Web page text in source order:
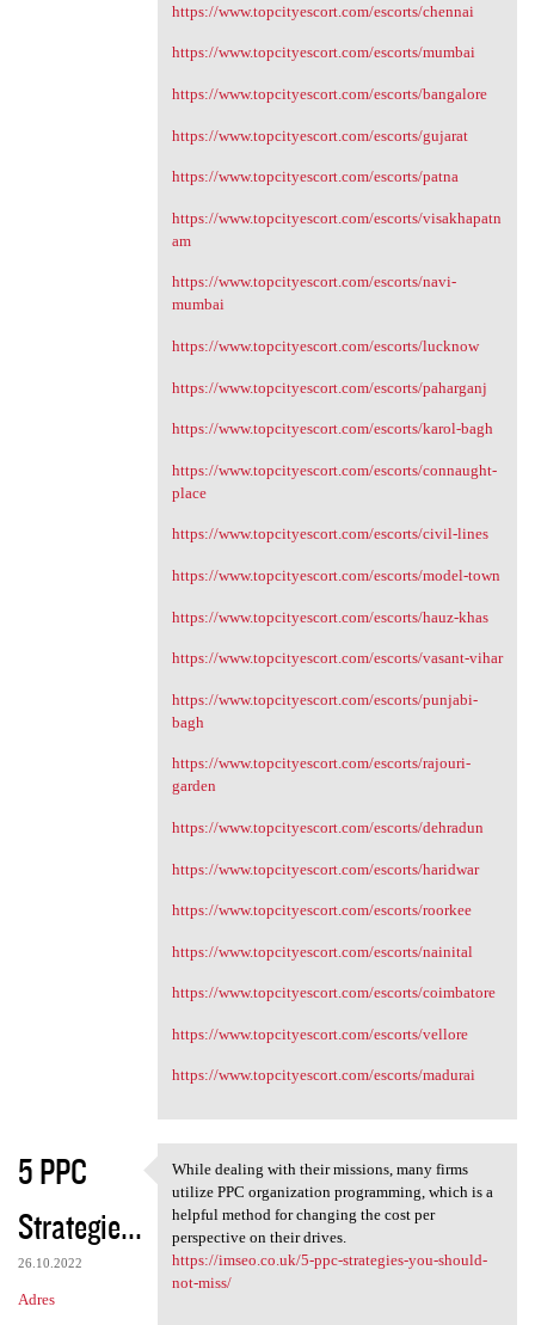
https://www.topcityescort.com/escorts/chennai
https://www.topcityescort.com/escorts/mumbai
https://www.topcityescort.com/escorts/bangalore
https://www.topcityescort.com/escorts/gujarat
https://www.topcityescort.com/escorts/patna
https://www.topcityescort.com/escorts/visakhapatn
am
https://www.topcityescort.com/escorts/navi-
mumbai
https://www.topcityescort.com/escorts/lucknow
https://www.topcityescort.com/escorts/paharganj
https://www.topcityescort.com/escorts/karol-bagh
https://www.topcityescort.com/escorts/connaught-
place
https://www.topcityescort.com/escorts/civil-lines
https://www.topcityescort.com/escorts/model-town
https://www.topcityescort.com/escorts/hauz-khas
https://www.topcityescort.com/escorts/vasant-vihar
https://www.topcityescort.com/escorts/punjabi-
bagh
https://www.topcityescort.com/escorts/rajouri-
garden
https://www.topcityescort.com/escorts/dehradun
https://www.topcityescort.com/escorts/haridwar
https://www.topcityescort.com/escorts/roorkee
https://www.topcityescort.com/escorts/nainital
https://www.topcityescort.com/escorts/coimbatore
https://www.topcityescort.com/escorts/vellore
https://www.topcityescort.com/escorts/madurai
5 PPC
Strategie...
26.10.2022
Adres
While dealing with their
While dealing with their missions, many firms
utilize PPC organization programming, which is a
helpful method for changing the cost per
perspective on their drives.
https://imseo.co.uk/5-ppc-strategies-you-should-
not-miss/